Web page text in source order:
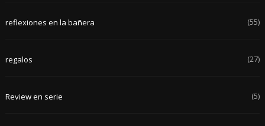
reflexiones en la bañera (55)
regalos (27)
Review en serie (5)